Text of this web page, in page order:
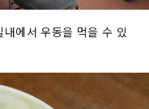
에서 우동을 먹을 수 있